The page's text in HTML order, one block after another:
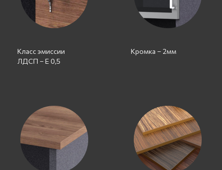
Класс эмиссии
ЛДСП – Е 0,5
Кромка – 2мм